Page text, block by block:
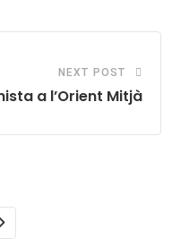
NEXT POST
a l’Orient Mitjà